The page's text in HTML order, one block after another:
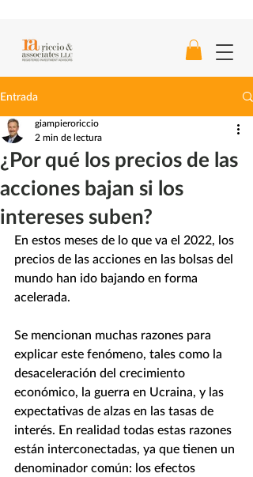
Entrada
¿Por qué los precios de las
acciones bajan si los
intereses suben?
giampieroriccio
2 min de lectura
En estos meses de lo que va el 2022, los
precios de las acciones en las bolsas del
mundo han ido bajando en forma
acelerada.
Se mencionan muchas razones para
explicar este fenómeno, tales como la
desaceleración del crecimiento
económico, la guerra en Ucraina, y las
expectativas de alzas en las tasas de
interés. En realidad todas estas razones
están interconectadas, ya que tienen un
denominador común: los efectos